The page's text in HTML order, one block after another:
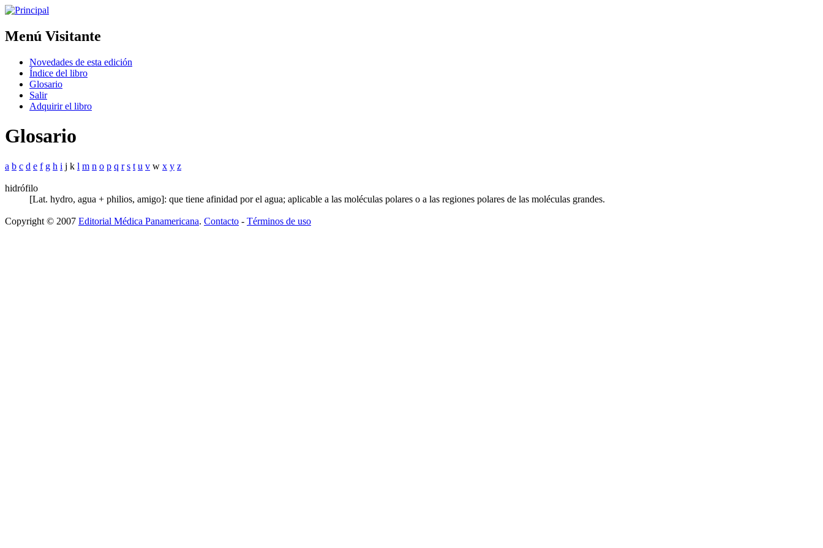
Menú Visitante
Novedades de esta edición
Índice del libro
Glosario
Salir
Adquirir el libro
Glosario
a b c d e f g h i j k l m n o p q r s t u v w x y z
hidrófilo
[Lat. hydro, agua + philios, amigo]: que tiene afinidad por el agua; aplicable a las moléculas polares o a las regiones polares de las moléculas grandes.
Copyright © 2007 Editorial Médica Panamericana. Contacto - Términos de uso